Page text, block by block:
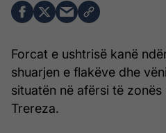
Forcat e ushtrisë kanë
shuarjen e flakëve dhe
situatën në afërsi të zonës
Trereza.